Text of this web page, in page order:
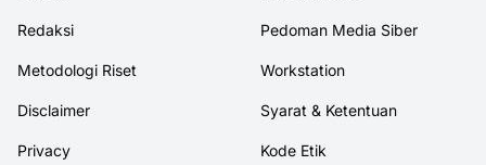
Redaksi Pedoman Media Siber
Metodologi Riset Workstation
Disclaimer Syarat & Ketentuan
Privacy Kode Etik